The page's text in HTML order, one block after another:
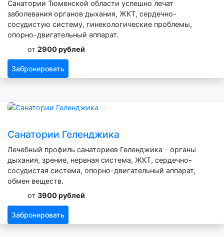
Санатории Тюменской области успешно лечат
заболевания органов дыхания, ЖКТ, сердечно-
сосудистую систему, гинекологические проблемы,
опорно-двигательный аппарат.
от 2900 рублей
Забронировать
Санатории Геленджика
Лечебный профиль санаториев Геленджика - органы
дыхания, зрение, нервная система, ЖКТ, сердечно-
сосудистая система, опорно-двигательный аппарат,
обмен веществ.
от 3900 рублей
Забронировать